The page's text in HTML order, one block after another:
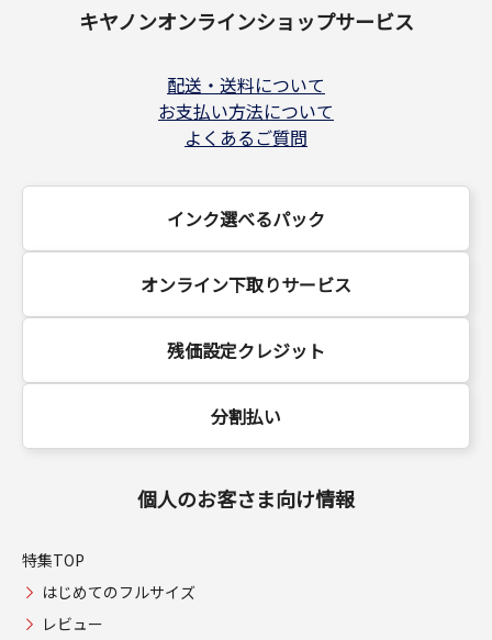
キヤノンオンラインショップサービス
配送・送料について
お支払い方法について
よくあるご質問
インク選べるパック
オンライン下取りサービス
残価設定クレジット
分割払い
個人のお客さま向け情報
特集TOP
はじめてのフルサイズ
レビュー